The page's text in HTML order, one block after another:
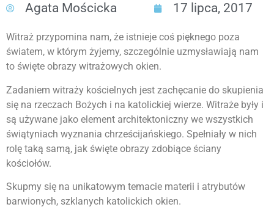
Agata Mościcka 17 lipca, 2017
Witraż przypomina nam, że istnieje coś pięknego poza
światem, w którym żyjemy, szczególnie uzmysławiają nam
to święte obrazy witrażowych okien.
Zadaniem witraży kościelnych jest zachęcanie do skupienia
się na rzeczach Bożych i na katolickiej wierze. Witraże były i
są używane jako element architektoniczny we wszystkich
świątyniach wyznania chrześcijańskiego. Spełniały w nich
rolę taką samą, jak święte obrazy zdobiące ściany
kościołów.
Skupmy się na unikatowym temacie materii i atrybutów
barwionych, szklanych katolickich okien.